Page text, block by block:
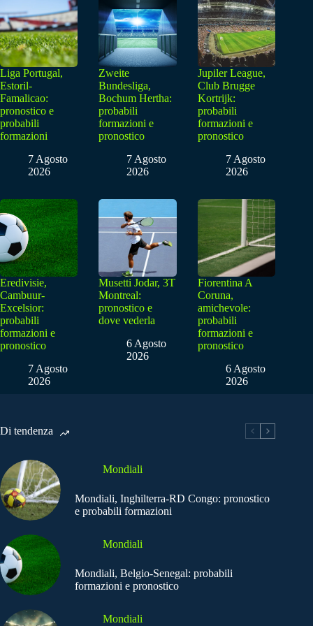
Liga Portugal,
Estoril-
Famalicao:
pronostico e
probabili
formazioni
7 Agosto
2026
Zweite
Bundesliga,
Bochum Hertha:
probabili
formazioni e
pronostico
7 Agosto
2026
Jupiler League,
Club Brugge
Kortrijk:
probabili
formazioni e
pronostico
7 Agosto
2026
Eredivisie,
Cambuur-
Excelsior:
probabili
formazioni e
pronostico
7 Agosto
2026
Musetti Jodar, 3T
Montreal:
pronostico e
dove vederla
6 Agosto
2026
Fiorentina A
Coruna,
amichevole:
probabili
formazioni e
pronostico
6 Agosto
2026
Di tendenza
Mondiali
Mondiali, Inghilterra-RD Congo: pronostico
e probabili formazioni
Mondiali
Mondiali, Belgio-Senegal: probabili
formazioni e pronostico
Mondiali